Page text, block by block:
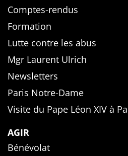
Comptes-rendus
Formation
Lutte contre les abus
Mgr Laurent Ulrich
Newsletters
Paris Notre-Dame
Visite du Pape Léon XIV à
AGIR
Bénévolat